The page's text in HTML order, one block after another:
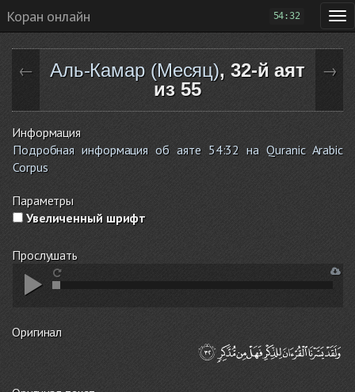
Коран онлайн 54:32
← Аль-Камар (Месяц), 32-й аят
из 55
→
Информация
Подробная информация об аяте 54:32 на Quranic Arabic
Corpus
Параметры
Увеличенный шрифт
Прослушать
Оригинал